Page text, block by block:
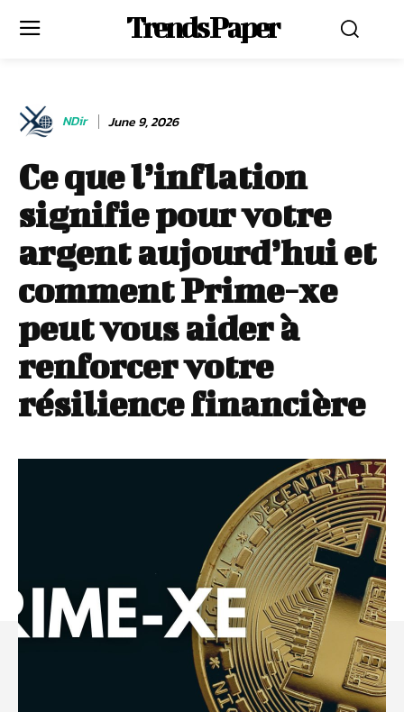
Trends Paper
NDir June 9, 2026
Ce que l’inflation
signifie pour votre
argent aujourd’hui et
comment Prime-xe
peut vous aider à
renforcer votre
résilience financière